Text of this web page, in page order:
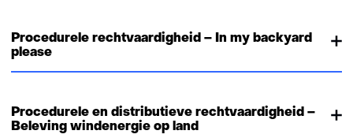
Procedurele rechtvaardigheid – In my backyard
please
Procedurele en distributieve rechtvaardigheid –
Beleving windenergie op land